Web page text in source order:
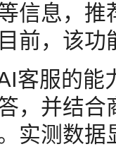
信息，
前，该
客服的能
，并结
实测数